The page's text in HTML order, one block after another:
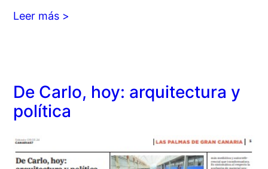
Leer más >
De Carlo, hoy: arquitectura y
política